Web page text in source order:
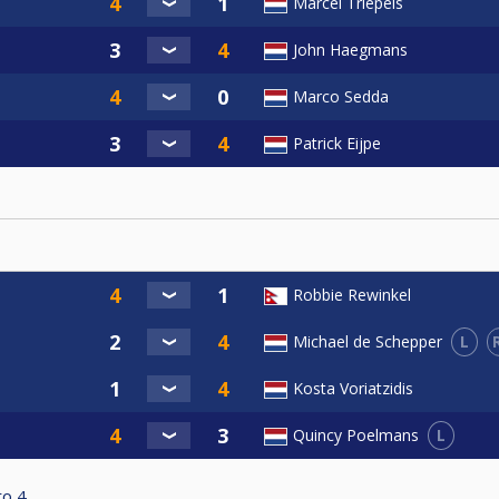
(verdeling volgt)
(verdeling volgt)
John Haegmans
Marco Sedda
Patrick Eijpe
Robbie Rewinkel
Michael de Schepper L
Kosta Voriatzidis
Quincy Poelmans L